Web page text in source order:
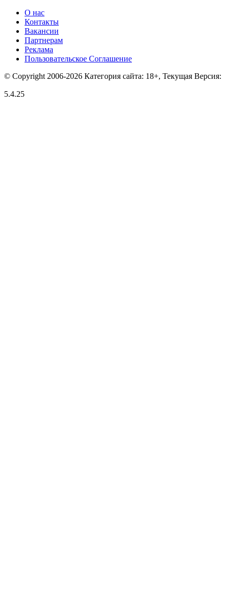
О нас
Контакты
Вакансии
Партнерам
Реклама
Пользовательское Соглашение
© Copyright 2006-2026 Категория сайта: 18+, Текущая Версия:
5.4.25